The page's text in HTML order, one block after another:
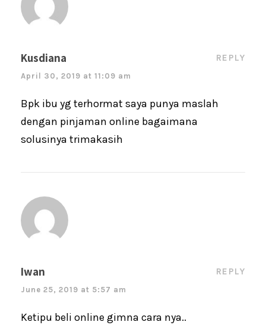
Kusdiana
April 30, 2019 at 11:09 am
REPLY
Bpk ibu yg terhormat saya punya maslah
dengan pinjaman online bagaimana
solusinya trimakasih
Iwan
June 25, 2019 at 5:57 am
REPLY
Ketipu beli online gimna cara nya..